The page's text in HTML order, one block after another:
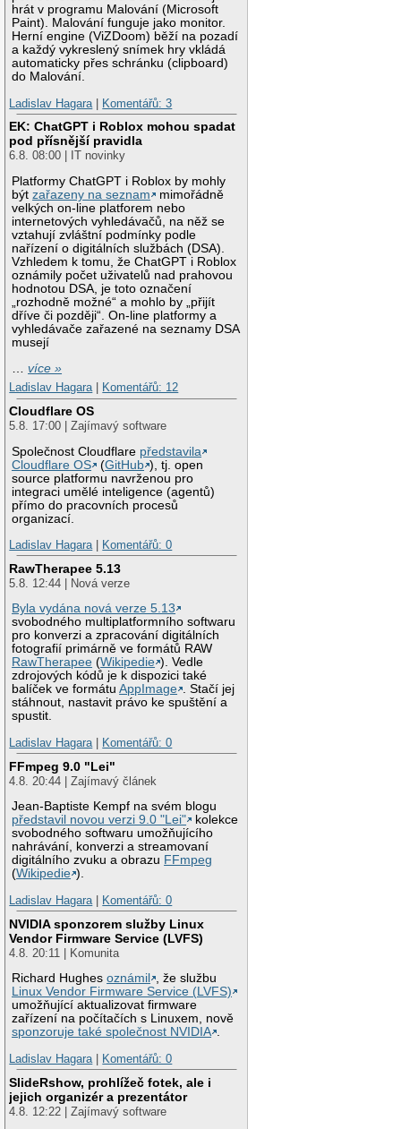
hrát v programu Malování (Microsoft
Paint). Malování funguje jako monitor.
Herní engine (ViZDoom) běží na pozadí
a každý vykreslený snímek hry vkládá
automaticky přes schránku (clipboard)
do Malování.
Ladislav Hagara
Komentářů: 3
EK: ChatGPT i Roblox mohou spadat
pod přísnější pravidla
6.8. 08:00 | IT novinky
Platformy ChatGPT i Roblox by mohly
býtzařazeny na seznam
mimořádně
velkých on-line platforem nebo
internetových vyhledávačů, na něž se
vztahují zvláštní podmínky podle
nařízení o digitálních službách (DSA).
Vzhledem k tomu, že ChatGPT i Roblox
oznámily počet uživatelů nad prahovou
hodnotou DSA, je toto označení
„rozhodně možné“ a mohlo by „přijít
dříve či později“. On-line platformy a
vyhledávače zařazené na seznamy DSA
musejí
…více »
Ladislav Hagara| Komentářů: 12
Cloudflare OS
5.8. 17:00 | Zajímavý software
Společnost Cloudflare představila
Cloudflare OS
(GitHub ), tj. open
source platformu navrženou pro
integraci umělé inteligence (agentů)
přímo do pracovních procesů
organizací.
Ladislav Hagara| Komentářů: 0
RawTherapee 5.13
5.8. 12:44 | Nová verze
Byla vydána nová verze 5.13
svobodného multiplatformního softwaru
pro konverzi a zpracování digitálních
fotografií primárně ve formátů RAW
RawTherapee (Wikipedie ). Vedle
zdrojových kódů je k dispozici také
balíček ve formátuAppImage . Stačí jej
stáhnout, nastavit právo ke spuštění a
spustit.
Ladislav Hagara| Komentářů: 0
FFmpeg 9.0 "Lei"
4.8. 20:44 | Zajímavý článek
Jean-Baptiste Kempf na svém blogu
představil novou verzi 9.0 "Lei"
kolekce
svobodného softwaru umožňujícího
nahrávání, konverzi a streamovaní
digitálního zvuku a obrazu FFmpeg
(Wikipedie ).
Ladislav Hagara| Komentářů: 0
NVIDIA sponzorem služby Linux
Vendor Firmware Service (LVFS)
4.8. 20:11 | Komunita
Richard Hughesoznámil
, že službu
Linux Vendor Firmware Service (LVFS)
umožňující aktualizovat firmware
zařízení na počítačích s Linuxem, nově
sponzoruje také společnost NVIDIA .
Ladislav Hagara| Komentářů: 0
SlideRshow, prohlížeč fotek, ale i
jejich organizér a prezentátor
4.8. 12:22 | Zajímavý software